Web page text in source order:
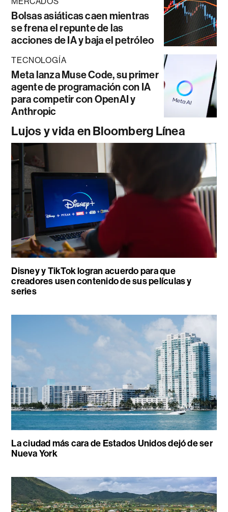
Bolsas asiáticas caen mientras
se frena el repunte de las
acciones de IA y baja el petróleo
TECNOLOGÍA
Meta lanza Muse Code, su primer
agente de programación con IA
para competir con OpenAI y
Anthropic
Lujos y vida en Bloomberg Línea
Disney y TikTok logran acuerdo para que
creadores usen contenido de sus películas y
series
La ciudad más cara de Estados Unidos dejó de ser
Nueva York